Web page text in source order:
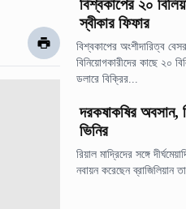
বিশ্বকাপের ২০
স্বীকার ফিফার
বিশ্বকাপের অংশীদারিত্ব
বিনিয়োগকারীদের কাছে ২০
ডলারে বিক্রির...
দরকষাকষির অবসান,
ভিনির
রিয়াল মাদ্রিদের সঙ্গে
নবায়ন করেছেন ব্রাজিলিয়ান